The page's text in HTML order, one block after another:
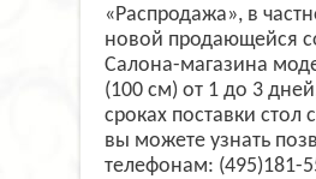
«Распродажа», в
новой продающейся
Салона-магазина
(100 см) от 1 до 3
сроках поставки стол
вы можете узнать
телефонам: (495)181-